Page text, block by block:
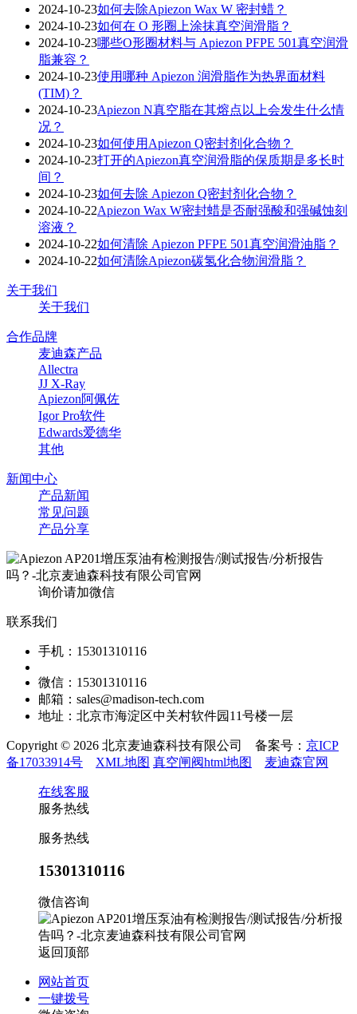
2024-10-23如何去除Apiezon Wax W 密封蜡？
2024-10-23如何在 O 形圈上涂抹真空润滑脂？
2024-10-23哪些O形圈材料与 Apiezon PFPE 501真空润滑
脂兼容？
2024-10-23使用哪种 Apiezon 润滑脂作为热界面材料
(TIM)？
2024-10-23Apiezon N真空脂在其熔点以上会发生什么情
况？
2024-10-23如何使用Apiezon Q密封剂化合物？
2024-10-23打开的Apiezon真空润滑脂的保质期是多长时
间？
2024-10-23如何去除 Apiezon Q密封剂化合物？
2024-10-22Apiezon Wax W密封蜡是否耐强酸和强碱蚀刻
溶液？
2024-10-22如何清除 Apiezon PFPE 501真空润滑油脂？
2024-10-22如何清除Apiezon碳氢化合物润滑脂？
关于我们
关于我们
合作品牌
麦迪森产品
Allectra
JJ X-Ray
Apiezon阿佩佐
Igor Pro软件
Edwards爱德华
其他
新闻中心
产品新闻
常见问题
产品分享
询价请加微信
联系我们
手机：15301310116
微信：15301310116
邮箱：sales@madison-tech.com
地址：北京市海淀区中关村软件园11号楼一层
Copyright © 2026 北京麦迪森科技有限公司 备案号： 京ICP
备17033914号
XML地图 真空闸阀html地图 麦迪森官网
在线客服
服务热线
服务热线
15301310116
微信咨询
返回顶部
网站首页
一键拨号